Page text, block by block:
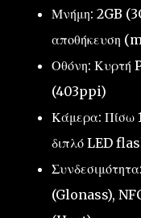
Μνήμη: 2GB
αποθήκευση
Οθόνη: Κυρτή
(403ppi)
Κάμερα: Πίσω
διπλό LED
(Glonass),